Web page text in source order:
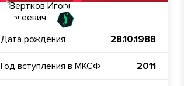
Дата рождения 28.10.1988
Год вступления в МКСФ 2011